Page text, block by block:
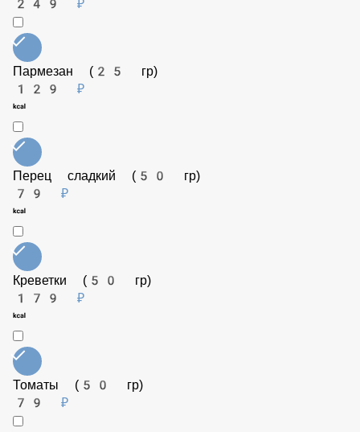
Бекон (50 гр)
99 ₽
Соус Терияки (50 гр)
79 ₽
Семга (50 гр)
249 ₽
Пармезан (25 гр)
129 ₽